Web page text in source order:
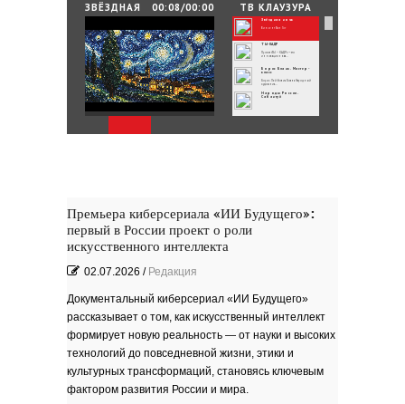
25.06.2026 ByРедакция
Зелёные мемориалы памяти и славы Звёздная ночь
Винсент Ван Гог
ТЫ-КАДР
Проект «ТЫ – КАДР» — это
инновационная...
Борис Бланк. Мастер-
класс
Борис Лейбович Бланк Народный
художник...
Народы России.
Сабантуй
Народы России
РИНА ЗЕЛЕНАЯ
В основе фильма - работа русского
писателя Василия...
Пища богов - стихи
Омский писатель на
Первом городском
ТВ КЛАУЗУРА
ЗВЁЗДНАЯ
00:08/00:00
Премьера киберсериала «ИИ Будущего»:
первый в России проект о роли
искусственного интеллекта
02.07.2026 / Редакция
Документальный киберсериал «ИИ Будущего»
рассказывает о том, как искусственный интеллект
формирует новую реальность — от науки и высоких
технологий до повседневной жизни, этики и
культурных трансформаций, становясь ключевым
фактором развития России и мира.